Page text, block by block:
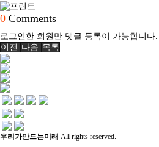
0 Comments
로그인한 회원만 댓글 등록이 가능합니다.
이전 다음 목록
우리가만드는미래 All rights reserved.